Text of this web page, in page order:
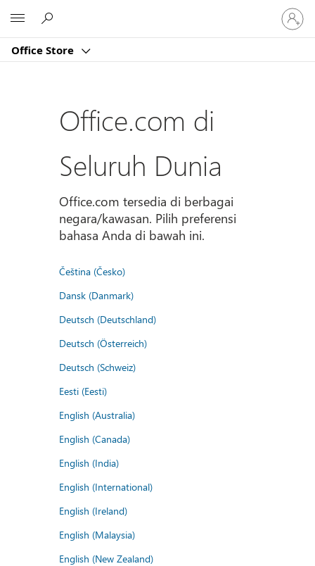
Office Store
Masuk
ke
akun
Office.com di
Seluruh Dunia
Office.com tersedia di berbagai
negara/kawasan. Pilih preferensi
bahasa Anda di bawah ini.
Čeština (Česko)
Dansk (Danmark)
Deutsch (Deutschland)
Deutsch (Österreich)
Deutsch (Schweiz)
Eesti (Eesti)
English (Australia)
English (Canada)
English (India)
English (International)
English (Ireland)
English (Malaysia)
English (New Zealand)